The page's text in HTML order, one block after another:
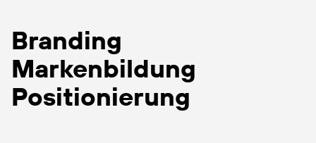
Branding
Markenbildung
Positionierung